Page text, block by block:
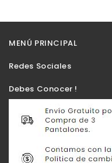
MENÚ PRINCIPAL
Redes Sociales
Debes Conocer !